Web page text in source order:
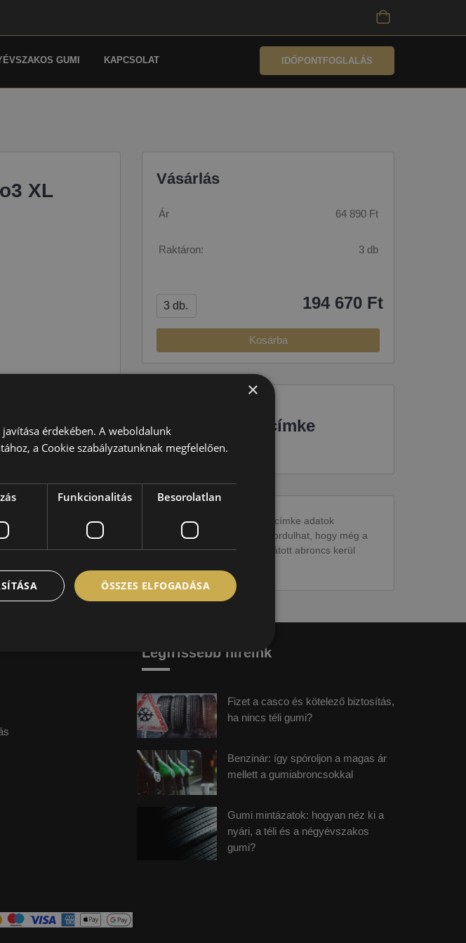
GUMI KAPCSOLAT IDŐPONTFOGLALÁS
XL
Vásárlás
Ár 64 890 Ft
Raktáron: 3 db
194 670 Ft
Kosárba
EU-s abroncscímke
Figyelem a feltüntetett címke adatok
tájékoztató jellegűek. Előfordulhat, hogy még a
korábbi EU-s címkével ellátott abroncs kerül
Legfrissebb híreink
Fizet a casco és kötelező biztosítás,
ha nincs téli gumi?
Benzinár: így spóroljon a magas ár
mellett a gumiabroncsokkal
Gumi mintázatok: hogyan néz ki a
nyári, a téli és a négyévszakos
gumi?
×
érdekében. A weboldalunk
a Cookie szabályzatunknak megfelelően.
Funkcionalitás Besorolatlan
ÖSSZES ELFOGADÁSA